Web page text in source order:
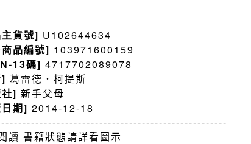
貨號] U102644634
品編號] 103971600159
13碼] 4717702089078
葛雷德．柯提斯
] 新手父母
期] 2014-12-18
讀 書籍狀態請詳看圖示